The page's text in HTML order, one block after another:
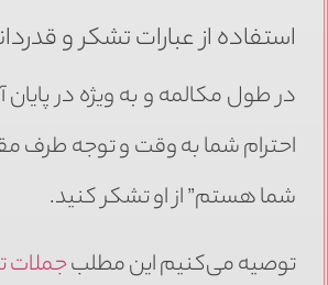
استفاده از عبارات تشکر و
در طول مکالمه و به ویژه در
احترام شما به وقت و توجه طرف
شما هستم” از او تشکر کنید.
توصیه می‌کنیم این مطلبجملات